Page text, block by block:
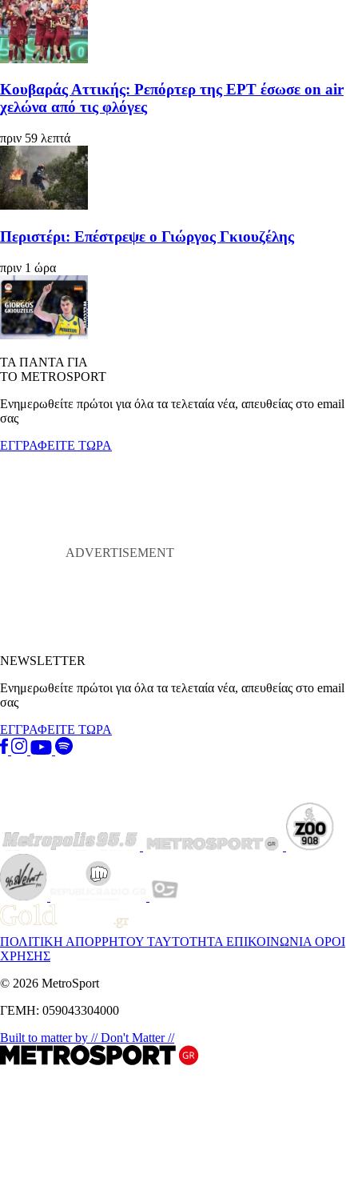
Κουβαράς Αττικής: Ρεπόρτερ της ΕΡΤ έσωσε on air
χελώνα από τις φλόγες
πριν 59 λεπτά
Περιστέρι: Επέστρεψε ο Γιώργος Γκιουζέλης
πριν 1 ώρα
ΤΑ ΠΑΝΤΑ ΓΙΑ
ΤΟ METROSPORT
Ενημερωθείτε πρώτοι για όλα τα τελεταία νέα, απευθείας στο email
σας
ΕΓΓΡΑΦΕΙΤΕ ΤΩΡΑ
NEWSLETTER
Ενημερωθείτε πρώτοι για όλα τα τελεταία νέα, απευθείας στο email
σας
ΕΓΓΡΑΦΕΙΤΕ ΤΩΡΑ
ΠΟΛΙΤΙΚΗ ΑΠΟΡΡΗΤΟΥ ΤΑΥΤΟΤΗΤΑ ΕΠΙΚΟΙΝΩΝΙΑ ΟΡΟΙ
ΧΡΗΣΗΣ
© 2026 MetroSport
ΓΕΜΗ: 059043304000
Built to matter by // Don't Matter //